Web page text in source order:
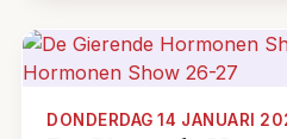
DONDERDAG 14 JANUARI